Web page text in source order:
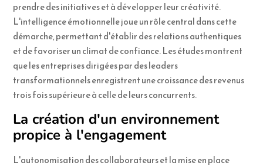
prendre des initiatives et à développer leur créativité.
L'intelligence émotionnelle joue un rôle central dans cette
démarche, permettant d'établir des relations authentiques
et de favoriser un climat de confiance. Les études montrent
que les entreprises dirigées par des leaders
transformationnels enregistrent une croissance des revenus
trois fois supérieure à celle de leurs concurrents.
La création d'un environnement
propice à l'engagement
L'autonomisation des collaborateurs et la mise en place